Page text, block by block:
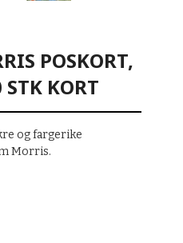
POSKORT,
KORT
og fargerike
Morris.